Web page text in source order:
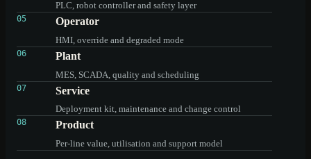
PLC, robot controller and safety layer
05 Operator
HMI, override and degraded mode
06 Plant
MES, SCADA, quality and scheduling
07 Service
Deployment kit, maintenance and change control
08 Product
Per-line value, utilisation and support model